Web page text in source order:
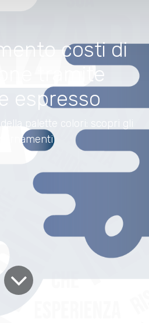
costi di
tramite
espresso
palette colori: scopri gli